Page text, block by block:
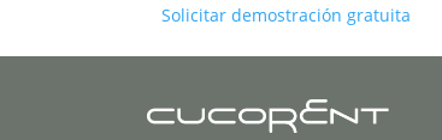
Solicitar demostración gratuita